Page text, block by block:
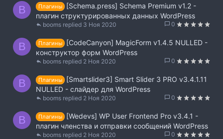
B Плагины
[Schema.press] Schema Premium v1.2 -
плагин структурированных данных WordPress
0
3 Ноя 2020
booms
B Плагины
[CodeСanyon] MagicForm v1.4.5 NULLED -
конструктор форм WordPress
0
2 Ноя 2020
booms
B Плагины
[Smartslider3] Smart Slider 3 PRO v3.4.1.11
NULLED - слайдер для WordPress
0
2 Ноя 2020
booms
B Плагины
[Wedevs] WP User Frontend Pro v3.4.1 -
плагин членства и отправки сообщений WordPress
0
2 Ноя 2020
booms